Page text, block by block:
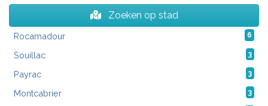
Zoeken op stad
Rocamadour 6
Souillac 3
Payrac 3
Montcabrier 3